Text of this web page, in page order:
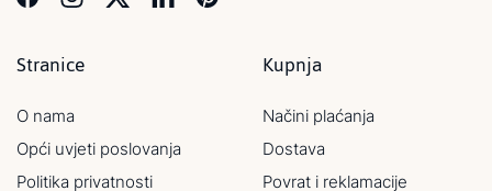
Stranice
O nama
Opći uvjeti poslovanja
Politika privatnosti
Kupnja
Načini plaćanja
Dostava
Povrat i reklamacije